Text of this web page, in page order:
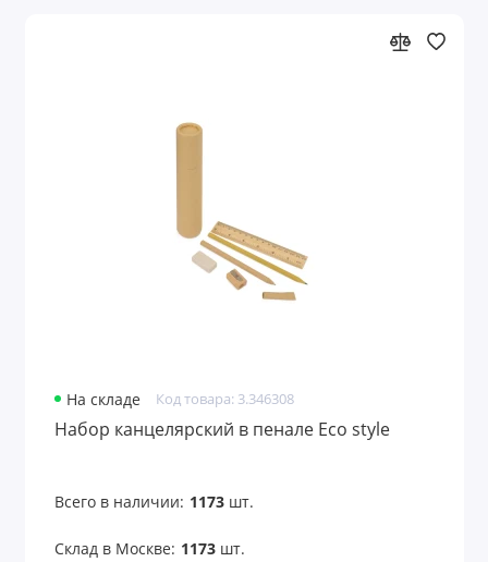
На складе Код товара: 3.346308
Набор канцелярский в пенале Eco style
Всего в наличии: 1173шт.
Склад в Москве: 1173шт.